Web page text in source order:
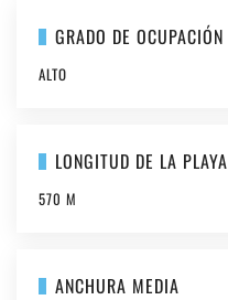
GRADO DE OCUPACIÓN
ALTO
LONGITUD DE LA PLAYA
570 M
ANCHURA MEDIA